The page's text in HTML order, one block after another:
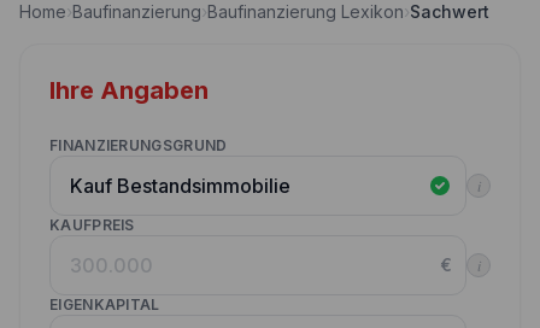
Nebenkostenrechner
Partner werden
Websitetools Baufinanzierung
Unsere Produktpartner
Kontakt
Home›Baufinanzierung›Baufinanzierung Lexikon›Sachwert
Ihre Angaben
FINANZIERUNGSGRUND
i
KAUFPREIS
€ i
EIGENKAPITAL